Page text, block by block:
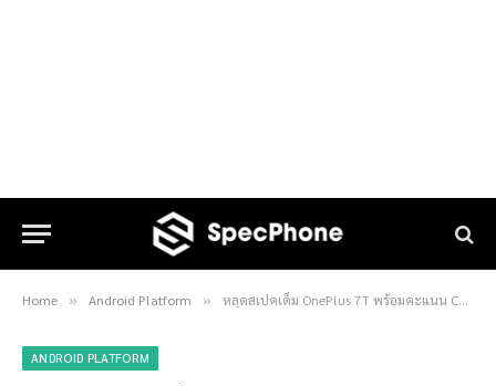
Home » Android Platform » หลุดสเปคเต็ม OnePlus 7T พร้อมคะแนน CPU บน Geekbench
ANDROID PLATFORM